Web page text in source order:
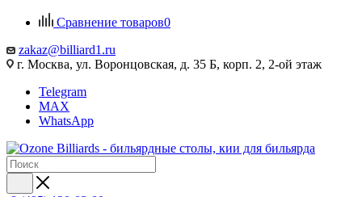
Сравнение товаров0
zakaz@billiard1.ru
г. Москва, ул. Воронцовская, д. 35 Б, корп. 2, 2-ой этаж
Telegram
MAX
WhatsApp